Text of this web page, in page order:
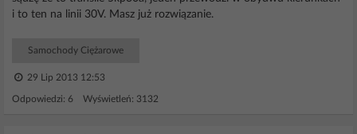
i to ten na linii 30V. Masz już rozwiązanie.
Samochody Ciężarowe
29 Lip 2013 12:53
Odpowiedzi: 6 Wyświetleń: 3132